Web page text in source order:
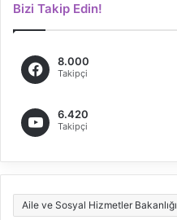
Bizi Takip Edin!
8.000
Takipçi
6.420
Takipçi
Aile ve Sosyal Hizmetler Bakanlığı